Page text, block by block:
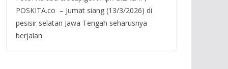
POSKITA.co – Jumat siang (13/3/2026) di
pesisir selatan Jawa Tengah seharusnya
berjalan